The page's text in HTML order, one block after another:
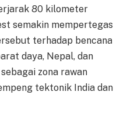
80 kilometer
semakin mempertegas
terhadap bencana
daya, Nepal, dan
zona rawan
tektonik India dan